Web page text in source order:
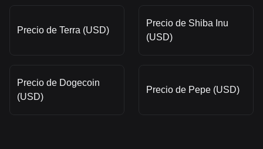
Precio de Terra (USD)
Precio de Shiba Inu
(USD)
Precio de Dogecoin
(USD)
Precio de Pepe (USD)